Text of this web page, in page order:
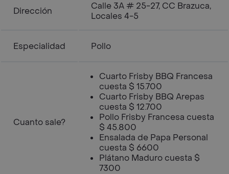
Dirección
Calle 3A # 25-27, CC Brazuca,
Locales 4-5
Especialidad Pollo
Cuanto sale?
Cuarto Frisby BBQ Francesa
cuesta $ 15.700
Cuarto Frisby BBQ Arepas
cuesta $ 12.700
Pollo Frisby Francesa cuesta
$ 45.800
Ensalada de Papa Personal
cuesta $ 6600
Plátano Maduro cuesta $
7300